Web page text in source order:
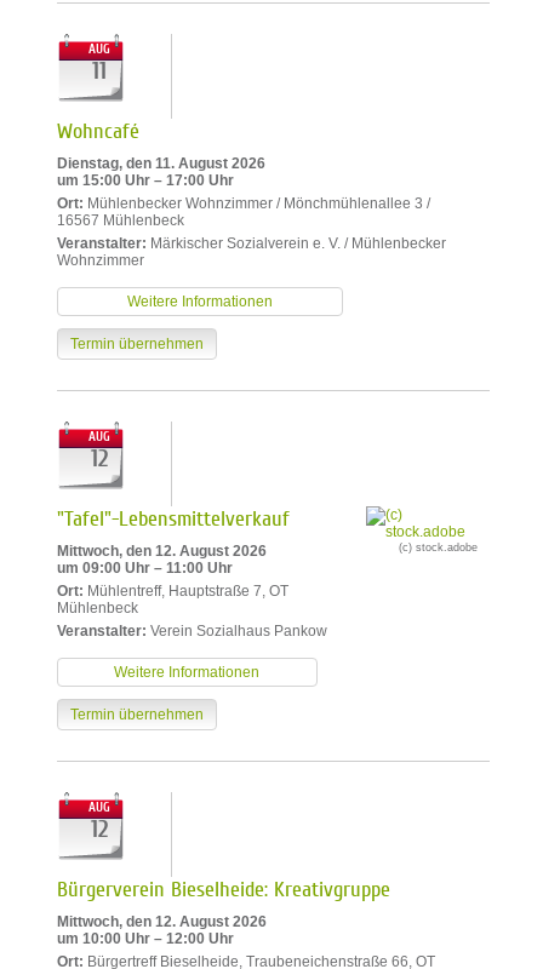
AUG
11
Wohncafé
Dienstag, den 11. August 2026
um 15:00 Uhr – 17:00 Uhr
Ort: Mühlenbecker Wohnzimmer / Mönchmühlenallee 3 /
16567 Mühlenbeck
Veranstalter: Märkischer Sozialverein e. V. / Mühlenbecker
Wohnzimmer
Weitere Informationen
Termin übernehmen
AUG
12
"Tafel"-Lebensmittelverkauf
Mittwoch, den 12. August 2026
um 09:00 Uhr – 11:00 Uhr
Ort: Mühlentreff, Hauptstraße 7, OT
Mühlenbeck
Veranstalter: Verein Sozialhaus Pankow
Weitere Informationen
Termin übernehmen
(c) stock.adobe
AUG
12
Bürgerverein Bieselheide: Kreativgruppe
Mittwoch, den 12. August 2026
um 10:00 Uhr – 12:00 Uhr
Ort: Bürgertreff Bieselheide, Traubeneichenstraße 66, OT